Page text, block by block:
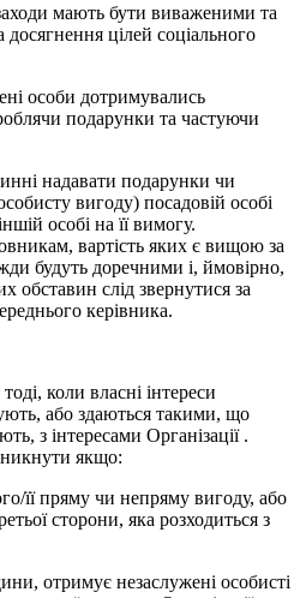
мають бути виваженими та
цілей соціального
особи дотримувались
подарунки та частуючи
надавати подарунки чи
вигоду) посадовій особі
особі на її вимогу.
вартість яких є вищою за
будуть доречними і, ймовірно,
обставин слід звернутися за
керівника.
коли власні інтереси
або здаються такими, що
з інтересами Організації .
якщо:
її пряму чи непряму вигоду, або
сторони, яка розходиться з
отримує незаслужені особисті